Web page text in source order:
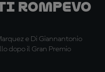
rompevo
e Di Giannantonio
dopo il Gran Premio